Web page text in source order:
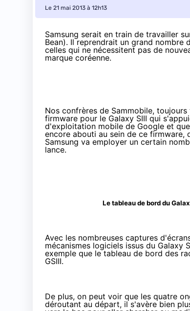
Le 21 mai 2013 à 12h13
Samsung serait en train de travailler
Bean). Il reprendrait un grand nombre
celles qui ne nécessitent pas de
marque coréenne.
Nos confrères de Sammobile,
firmware pour le Galaxy SIII qui
d'exploitation mobile de Google et
encore abouti au sein de ce firmware,
Samsung va employer un certain
lance.
Le tableau de bord du
Avec les nombreuses captures
mécanismes logiciels issus du
exemple que le tableau de bord des
GSIII.
De plus, on peut voir que les quatre
déroutant au départ, il s'avère bien